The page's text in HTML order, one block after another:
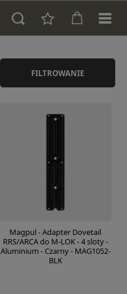
FILTROWANIE
Magpul - Adapter Dovetail
RRS/ARCA do M-LOK - 4 sloty -
Aluminium - Czarny - MAG1052-
BLK